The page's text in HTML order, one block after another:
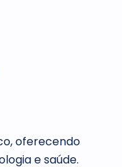
oferecendo
e saúde.